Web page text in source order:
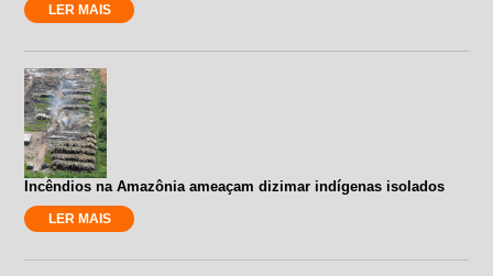
LER MAIS
Incêndios na Amazônia ameaçam dizimar indígenas isolados
LER MAIS